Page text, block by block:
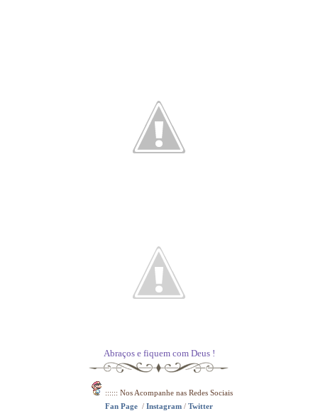
Abraços e fiquem com Deus !
:::::: Nos Acompanhe nas Redes Sociais
Fan Page / Instagram / Twitter